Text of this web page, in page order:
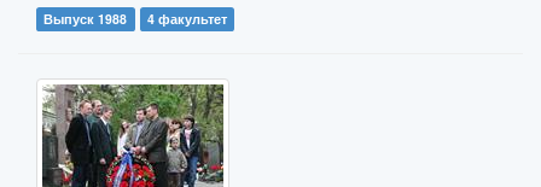
Выпуск 1988 4 факультет